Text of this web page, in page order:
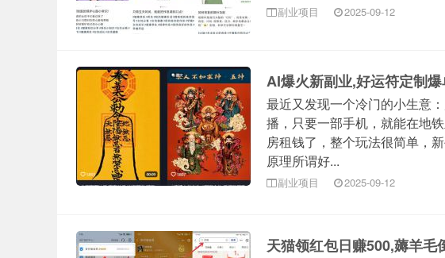
副业项目 2025-09-12
AI爆火新副业,好运符定制
最近又发现一个冷门的小生意
播，只要一部手机，就能在地
房租钱了，整个玩法很简单，
原理所谓好...
副业项目 2025-09-12
天猫领红包日赚500,薅羊毛